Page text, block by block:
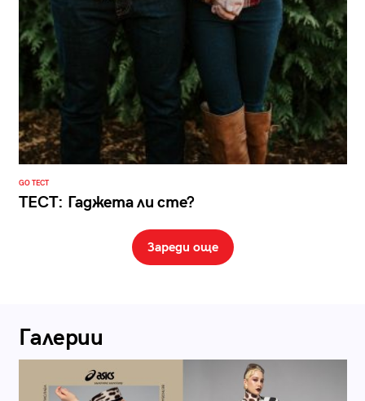
GO ТЕСТ
ТЕСТ: Гаджета ли сте?
Зареди още
Галерии